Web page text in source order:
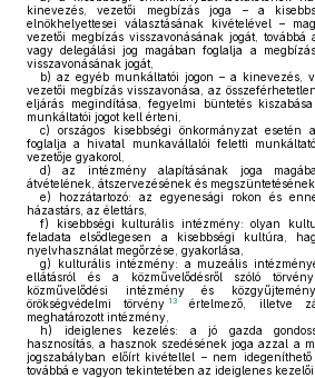
kinevezés, vezetői megbízás joga – a
elnökhelyettesei választásának kivételével –
vezetői megbízás visszavonásának jogát, továbbá
vagy delegálási jog magában foglalja a
visszavonásának jogát,
b) az egyéb munkáltatói jogon – a kinevezés,
vezetői megbízás visszavonása, az
eljárás megindítása, fegyelmi büntetés
munkáltatói jogot kell érteni,
c) országos kisebbségi önkormányzat esetén
foglalja a hivatal munkavállalói feletti
vezetője gyakorol,
d) az intézmény alapításának joga
átvételének, átszervezésének és megszüntetésének
e) hozzátartozó: az egyenesági rokon és
házastárs, az élettárs,
f) kisebbségi kulturális intézmény: olyan
feladata elsődlegesen a kisebbségi kultúra,
nyelvhasználat megőrzése, gyakorlása,
g) kulturális intézmény: a muzeális
ellátásról és a közművelődésről szóló törvény
közművelődési intézmény és
örökségvédelmi törvény 13
értelmező, illetve
meghatározott intézmény,
h) ideiglenes kezelés: a jó gazda
hasznosítás, a hasznok szedésének joga azzal a
jogszabályban előírt kivétellel – nem
továbbá e vagyon tekintetében az ideiglenes kezelői